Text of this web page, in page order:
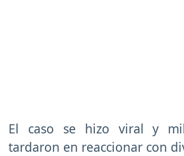
El caso se hizo viral y
tardaron en reaccionar con